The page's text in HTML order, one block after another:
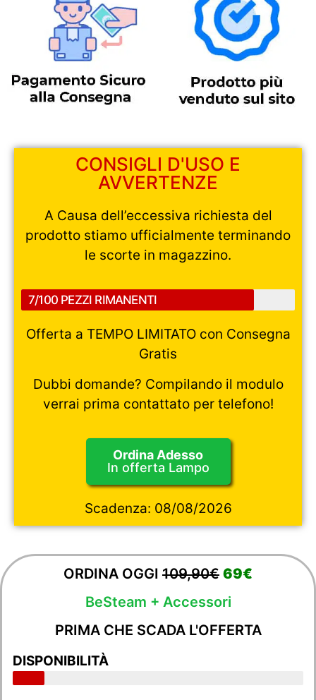
CONSIGLI D'USO E
AVVERTENZE
A Causa dell’eccessiva richiesta del
prodotto stiamo ufficialmente terminando
le scorte in magazzino.
7/100 PEZZI RIMANENTI
Offerta a TEMPO LIMITATO con Consegna
Gratis
Dubbi domande? Compilando il modulo
verrai prima contattato per telefono!
Ordina Adesso
In offerta Lampo
Scadenza: 08/08/2026
ORDINA OGGI 109,90€ 69€
BeSteam + Accessori
PRIMA CHE SCADA L'OFFERTA
DISPONIBILITÀ